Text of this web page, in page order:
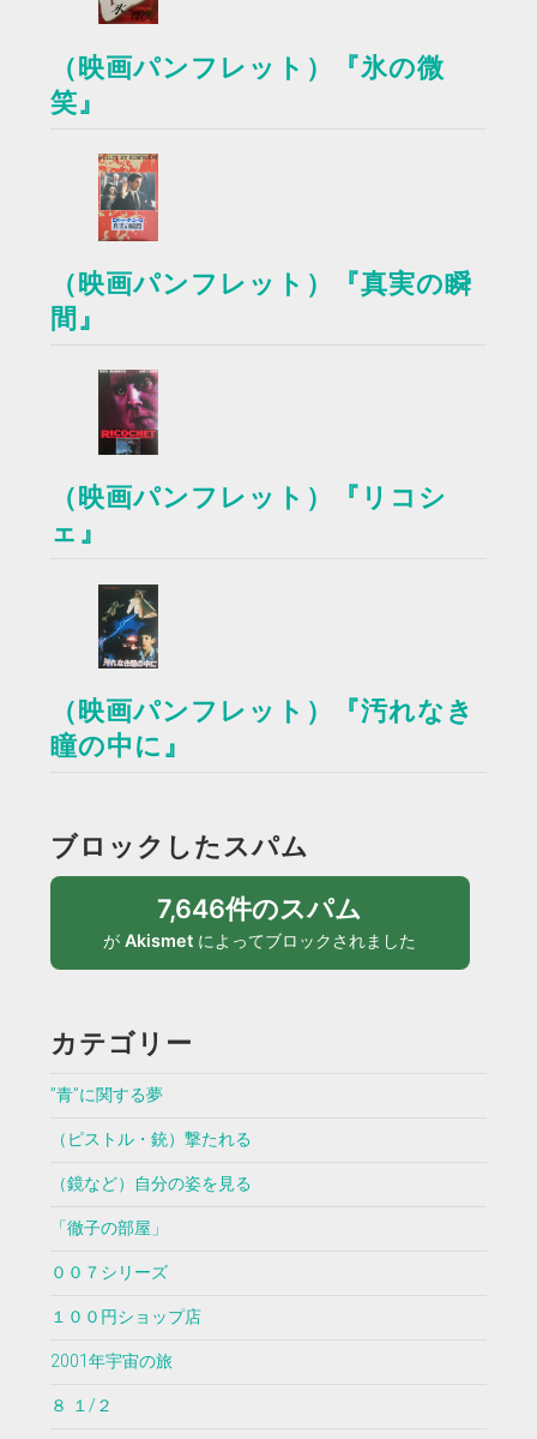
（映画パンフレット）『氷の微
笑』
（映画パンフレット）『真実の瞬
間』
（映画パンフレット）『リコシ
ェ』
（映画パンフレット）『汚れなき
瞳の中に』
ブロックしたスパム
7,646件のスパム
がAkismet によってブロックされました
カテゴリー
”青”に関する夢
（ピストル・銃）撃たれる
（鏡など）自分の姿を見る
「徹子の部屋」
００７シリーズ
１００円ショップ店
2001年宇宙の旅
８ １/２